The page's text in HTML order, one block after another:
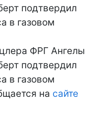
подтвердил
в газовом
ФРГ Ангелы
подтвердил
в газовом
на сайте